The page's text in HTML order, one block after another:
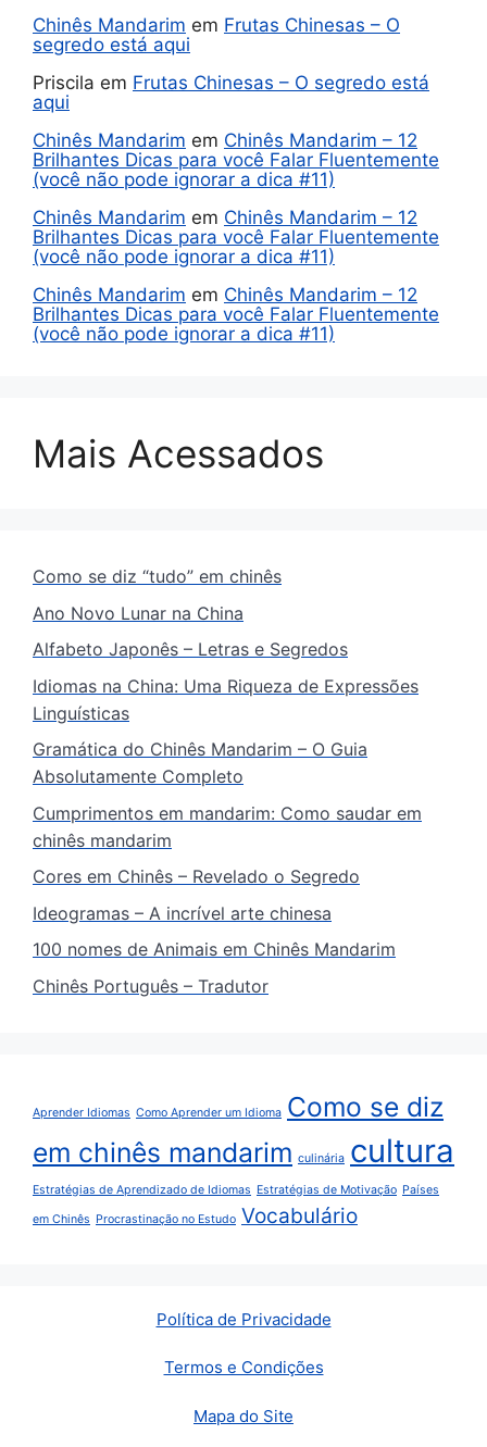
Chinês Mandarim em Frutas Chinesas – O
segredo está aqui
Priscila em Frutas Chinesas – O segredo está
aqui
Chinês Mandarim em Chinês Mandarim – 12
Brilhantes Dicas para você Falar Fluentemente
(você não pode ignorar a dica #11)
Chinês Mandarim em Chinês Mandarim – 12
Brilhantes Dicas para você Falar Fluentemente
(você não pode ignorar a dica #11)
Chinês Mandarim em Chinês Mandarim – 12
Brilhantes Dicas para você Falar Fluentemente
(você não pode ignorar a dica #11)
Mais Acessados
Como se diz “tudo” em chinês
Ano Novo Lunar na China
Alfabeto Japonês – Letras e Segredos
Idiomas na China: Uma Riqueza de Expressões
Linguísticas
Gramática do Chinês Mandarim – O Guia
Absolutamente Completo
Cumprimentos em mandarim: Como saudar em
chinês mandarim
Cores em Chinês – Revelado o Segredo
Ideogramas – A incrível arte chinesa
100 nomes de Animais em Chinês Mandarim
Chinês Português – Tradutor
Aprender Idiomas Como Aprender um Idioma Como se diz
em chinês mandarim culinária cultura
Estratégias de Aprendizado de Idiomas Estratégias de Motivação Países
em Chinês Procrastinação no Estudo Vocabulário
Política de Privacidade
Termos e Condições
Mapa do Site